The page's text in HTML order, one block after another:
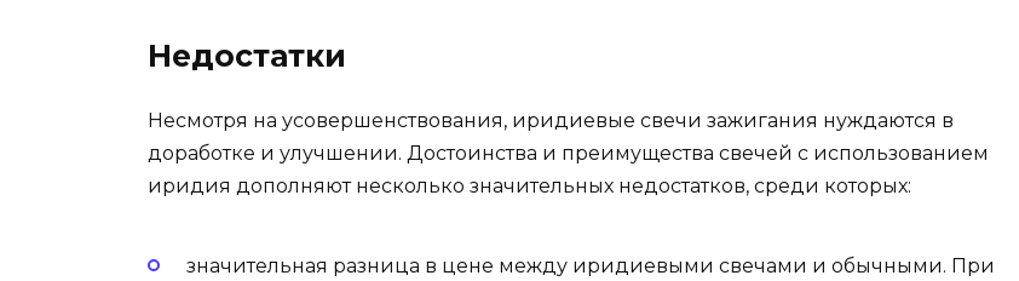
Недостатки
Несмотря на усовершенствования, иридиевые свечи зажигания нуждаются в
доработке и улучшении. Достоинства и преимущества свечей с использованием
иридия дополняют несколько значительных недостатков, среди которых:
значительная разница в цене между иридиевыми свечами и обычными. При